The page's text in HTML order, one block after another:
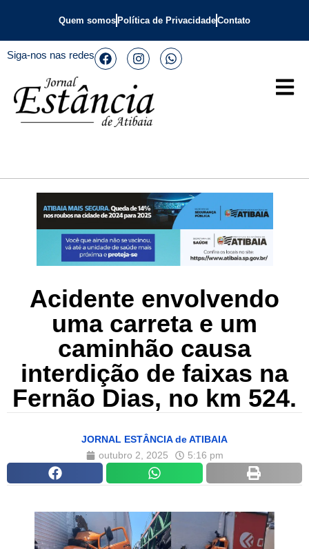
Quem somos Política de PrivacidadeContato
Siga-nos nas redes
Acidente envolvendo
uma carreta e um
caminhão causa
interdição de faixas na
Fernão Dias, no km 524.
JORNAL ESTÂNCIA de ATIBAIA
outubro 2, 2025
5:16 pm